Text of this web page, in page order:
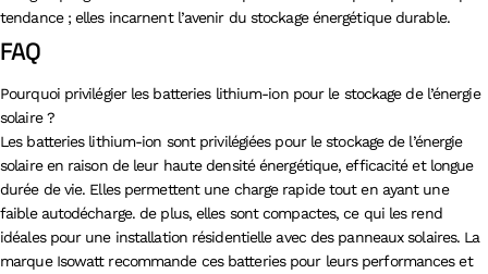
tendance ; elles incarnent l’avenir du stockage énergétique durable.
FAQ
Pourquoi privilégier les batteries lithium-ion pour le stockage de l’énergie
solaire ?
Les batteries lithium-ion sont privilégiées pour le stockage de l’énergie
solaire en raison de leur haute densité énergétique, efficacité et longue
durée de vie. Elles permettent une charge rapide tout en ayant une
faible autodécharge. de plus, elles sont compactes, ce qui les rend
idéales pour une installation résidentielle avec des panneaux solaires. La
marque Isowatt recommande ces batteries pour leurs performances et